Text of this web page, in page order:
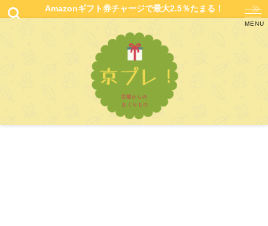
Amazonギフト券チャージで最大2.5％たまる！